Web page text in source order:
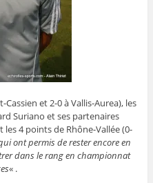
Cassien et 2-0 à Vallis-Aurea), les
Suriano et ses partenaires
4 points de Rhône-Vallée (0-
ont permis de rester encore en
dans le rang en championnat
« .